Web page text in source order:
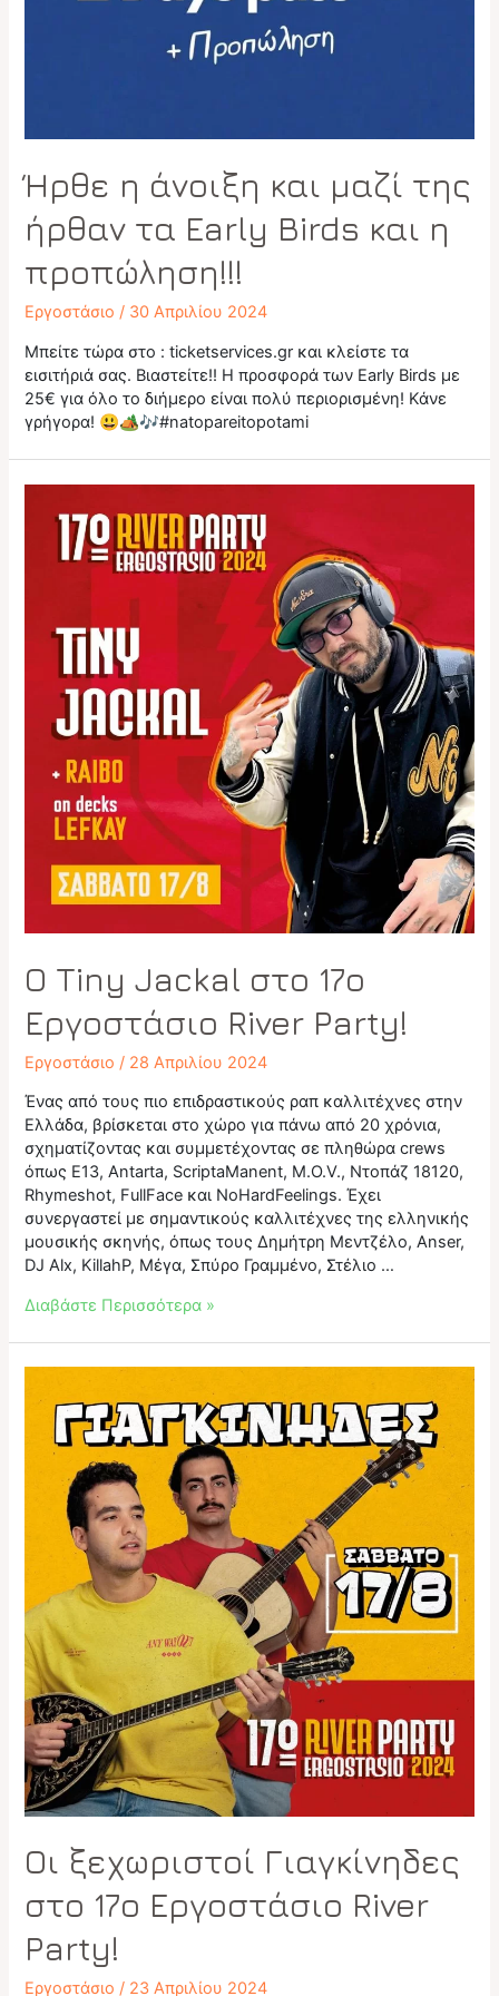
Ήρθε η άνοιξη και μαζί της
ήρθαν τα Early Birds και η
προπώληση!!!
Εργοστάσιο / 30 Απριλίου 2024
Μπείτε τώρα στο : ticketservices.gr και κλείστε τα
εισιτήριά σας. Βιαστείτε!! Η προσφορά των Early Birds με
25€ για όλο το διήμερο είναι πολύ περιορισμένη! Κάνε
γρήγορα! 😃🏕️🎶#natopareitopotami
O Tiny Jackal στο 17ο
Εργοστάσιο River Party!
Εργοστάσιο / 28 Απριλίου 2024
Ένας από τους πιο επιδραστικούς ραπ καλλιτέχνες στην
Ελλάδα, βρίσκεται στο χώρο για πάνω από 20 χρόνια,
σχηματίζοντας και συμμετέχοντας σε πληθώρα crews
όπως E13, Antarta, ScriptaManent, M.O.V., Ντοπάζ 18120,
Rhymeshot, FullFace και NoHardFeelings. Έχει
συνεργαστεί με σημαντικούς καλλιτέχνες της ελληνικής
μουσικής σκηνής, όπως τους Δημήτρη Μεντζέλο, Anser,
DJ Alx, KillahP, Μέγα, Σπύρο Γραμμένο, Στέλιο …
O
17ο
Εργοστάσιο
River
Διαβάστε Περισσότερα »
Οι ξεχωριστοί Γιαγκίνηδες
στο 17ο Εργοστάσιο River
Party!
Εργοστάσιο / 23 Απριλίου 2024